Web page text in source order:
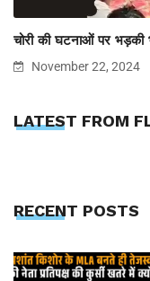
चोरी की घटनाओं पर भड़की
November 22, 2024
LATEST FROM
RECENT POSTS